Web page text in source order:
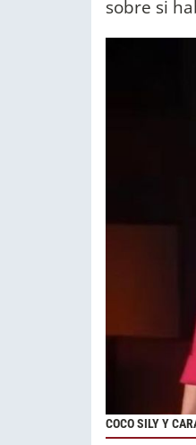
sobre si
COCO SILY Y